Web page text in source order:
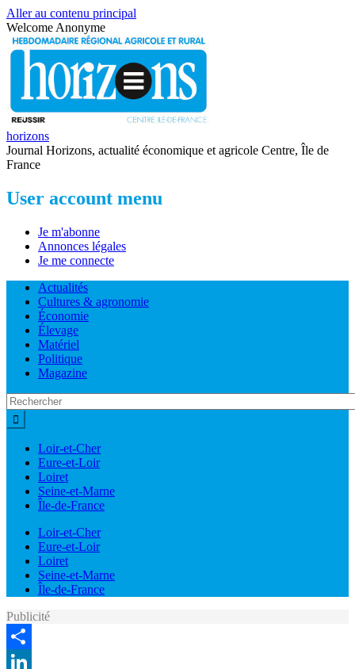
Aller au contenu principal
Welcome Anonyme
horizons
Journal Horizons, actualité économique et agricole Centre, Île de
France
User account menu
Je m'abonne
Annonces légales
Je me connecte
Actualités
Cultures & agronomie
Économie
Élevage
Matériel
Politique
Magazine
Loir-et-Cher
Eure-et-Loir
Loiret
Seine-et-Marne
Île-de-France
Loir-et-Cher
Eure-et-Loir
Loiret
Seine-et-Marne
Île-de-France
Publicité
Share